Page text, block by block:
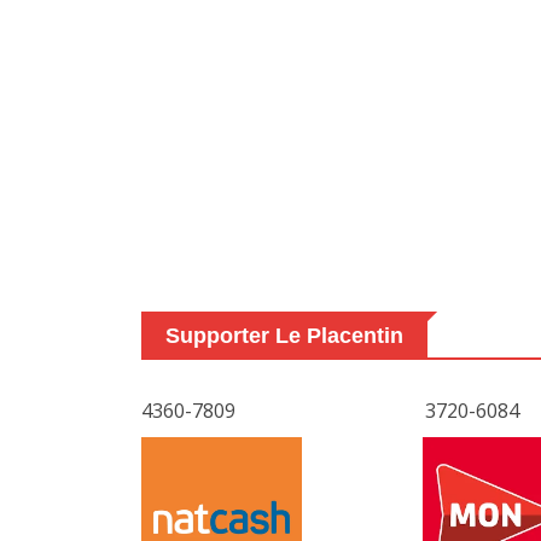
Supporter Le Placentin
4360-7809 3720-6084